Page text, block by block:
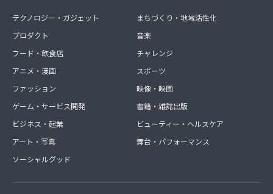
テクノロジー・ガジェット
プロダクト
フード・飲食店
アニメ・漫画
ファッション
ゲーム・サービス開発
ビジネス・起業
アート・写真
ソーシャルグッド
まちづくり・地域活性化
音楽
チャレンジ
スポーツ
映像・映画
書籍・雑誌出版
ビューティー・ヘルスケア
舞台・パフォーマンス